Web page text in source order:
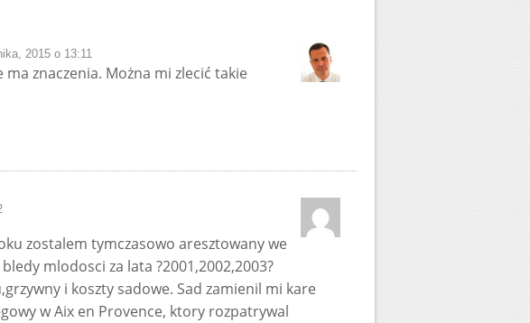
2015 o 13:11
znaczenia. Można mi zlecić takie
zostalem tymczasowo aresztowany we
mlodosci za lata ?2001,2002,2003?
i koszty sadowe. Sad zamienil mi kare
w Aix en Provence, ktory rozpatrywal